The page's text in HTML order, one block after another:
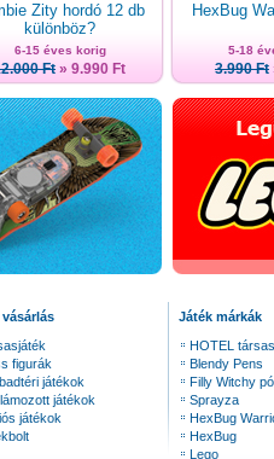
Zity hordó 12 db
különböz?
6-15 éves korig
Ft » 9.990 Ft
HexBug
5-18
3.990 Ft
figurák
játékok
játékok
játékok
Játék márkák
HOTEL
Blendy Pens
Filly Witchy
Sprayza
HexBug
HexBug
Lego